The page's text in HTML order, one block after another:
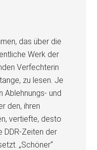
das über die
Werk der
Verfechterin
zu lesen. Je
Ablehnungs- und
den, ihren
vertiefte, desto
DDR-Zeiten der
„Schöner“